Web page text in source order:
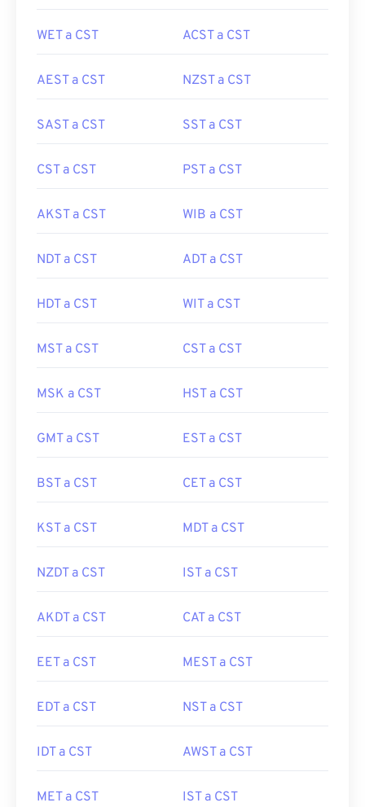
WET a CST ACST a CST
AEST a CST NZST a CST
SAST a CST SST a CST
CST a CST PST a CST
AKST a CST WIB a CST
NDT a CST ADT a CST
HDT a CST WIT a CST
MST a CST CST a CST
MSK a CST HST a CST
GMT a CST EST a CST
BST a CST CET a CST
KST a CST MDT a CST
NZDT a CST IST a CST
AKDT a CST CAT a CST
EET a CST MEST a CST
EDT a CST NST a CST
IDT a CST AWST a CST
MET a CST IST a CST